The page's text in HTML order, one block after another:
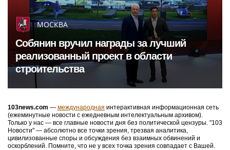
МОСКВА
Собянин вручил награды за лучший
реализованный проект в области
строительства
103news.com — международная интерактивная информационная сеть
(ежеминутные новости с ежедневным интелектуальным архивом).
Только у нас — все главные новости дня без политической цензуры. "103
Новости" — абсолютно все точки зрения, трезвая аналитика,
цивилизованные споры и обсуждения без взаимных обвинений и
оскорблений. Помните, что не у всех точка зрения совпадает с Вашей.